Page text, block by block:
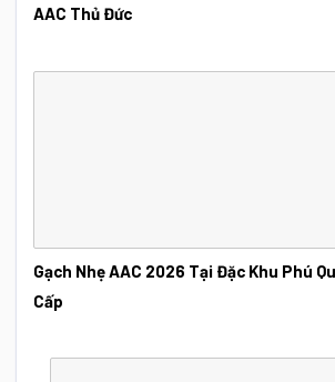
AAC Thủ Đức
Gạch Nhẹ AAC 2026 Tại Đặc Khu Phú
Cấp